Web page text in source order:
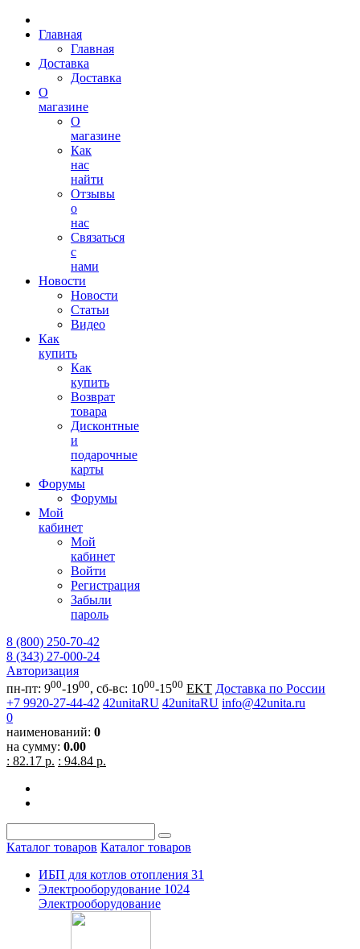
Главная
Главная
Доставка
Доставка
О
магазине
О
магазине
Как
нас
найти
Отзывы
о
нас
Связаться
с
нами
Новости
Новости
Статьи
Видео
Как
купить
Как
купить
Возврат
товара
Дисконтные
и
подарочные
карты
Форумы
Форумы
Мой
кабинет
Мой
кабинет
Войти
Регистрация
Забыли
пароль
8 (800) 250-70-42
8 (343) 27-000-24
Авторизация
пн-пт: 900-1900, сб-вс: 1000-1500 EKT Доставка по России
+7 9920-27-44-42 42unitaRU 42unitaRU info@42unita.ru
0
наименований: 0
на сумму: 0.00
: 82.17 р. : 94.84 р.
Каталог товаров Каталог товаров
ИБП для котлов отопления 31
Электрооборудование 1024
Электрооборудование